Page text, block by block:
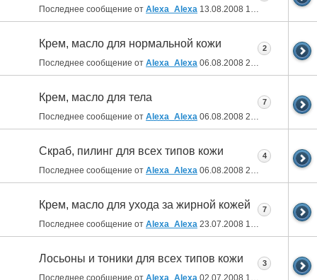
Последнее сообщение от Alexa_Alexa 13.08.2008 17:39
Крем, масло для нормальной кожи
Последнее сообщение от Alexa_Alexa 06.08.2008 21:21
2
Крем, масло для тела
Последнее сообщение от Alexa_Alexa 06.08.2008 20:58
7
Скраб, пилинг для всех типов кожи
Последнее сообщение от Alexa_Alexa 06.08.2008 20:56
4
Крем, масло для ухода за жирной кожей
Последнее сообщение от Alexa_Alexa 23.07.2008 15:34
7
Лосьоны и тоники для всех типов кожи
Последнее сообщение от Alexa_Alexa 02.07.2008 12:41
3